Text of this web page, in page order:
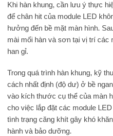
Khi hàn khung, cần lưu ý thực
để chân hit của module LED
hưởng đến bề mặt màn hình.
mài mối hàn và sơn tại vị trí các
han gỉ.
Trong quá trình hàn khung, kỹ
cách nhất định (độ dư) ở bề
vào kích thước cụ thể của màn
cho việc lắp đặt các module
tình trạng căng khít gây khó
hành và bảo dưỡng.